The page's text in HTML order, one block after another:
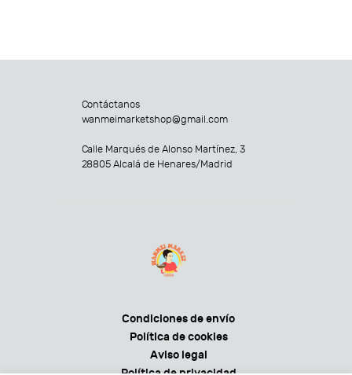
Contáctanos
wanmeimarketshop@gmail.com
Calle Marqués de Alonso Martínez, 3
28805 Alcalá de Henares/Madrid
Condiciones de envío
Política de cookies
Aviso legal